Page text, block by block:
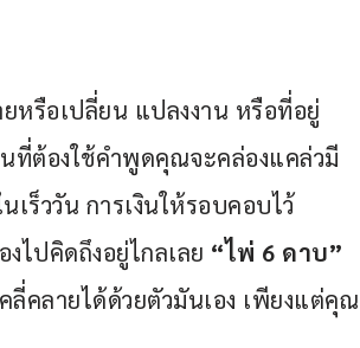
หรือเปลี่ยน แปลงงาน หรือที่อยู่
ที่ต้องใช้คำพูดคุณจะคล่องแคล่วมี
ร็ววัน การเงินให้รอบคอบไว้
ไปคิดถึงอยู่ไกลเลย “ไพ่ 6 ดาบ”
คลายได้ด้วยตัวมันเอง เพียงแต่คุณ